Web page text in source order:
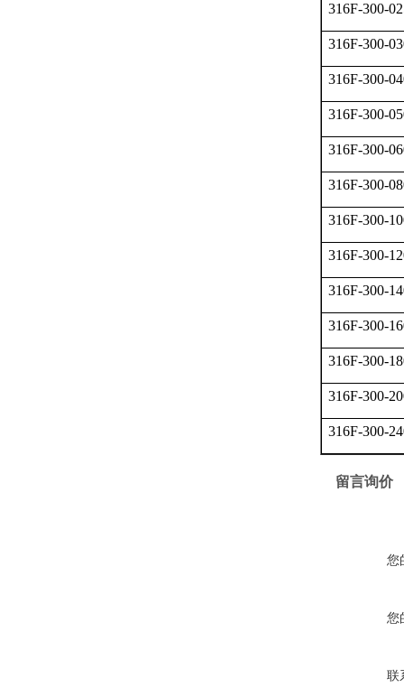
316F-300-
316F-300-
316F-300-
316F-300-
316F-300-
316F-300-
316F-300-
316F-300-
316F-300-
316F-300-
316F-300-
316F-300-
316F-300-
留言询价
您
您
联